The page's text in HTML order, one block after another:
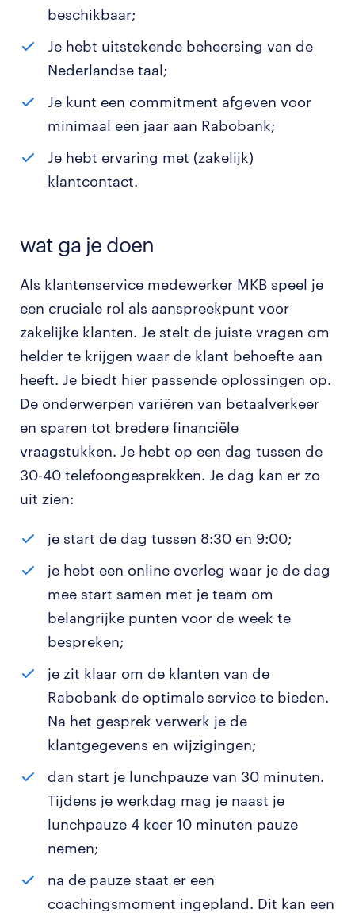
beschikbaar;
Je hebt uitstekende beheersing van de
Nederlandse taal;
Je kunt een commitment afgeven voor
minimaal een jaar aan Rabobank;
Je hebt ervaring met (zakelijk)
klantcontact.
wat ga je doen
Als klantenservice medewerker MKB speel je
een cruciale rol als aanspreekpunt voor
zakelijke klanten. Je stelt de juiste vragen om
helder te krijgen waar de klant behoefte aan
heeft. Je biedt hier passende oplossingen op.
De onderwerpen variëren van betaalverkeer
en sparen tot bredere financiële
vraagstukken. Je hebt op een dag tussen de
30-40 telefoongesprekken. Je dag kan er zo
uit zien:
je start de dag tussen 8:30 en 9:00;
je hebt een online overleg waar je de dag
mee start samen met je team om
belangrijke punten voor de week te
bespreken;
je zit klaar om de klanten van de
Rabobank de optimale service te bieden.
Na het gesprek verwerk je de
klantgegevens en wijzigingen;
dan start je lunchpauze van 30 minuten.
Tijdens je werkdag mag je naast je
lunchpauze 4 keer 10 minuten pauze
nemen;
na de pauze staat er een
coachingsmoment ingepland. Dit kan een